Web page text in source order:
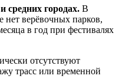
городах. В
нет верёвочных парков,
в год при фестивалях
отсутствуют
трасс или временной